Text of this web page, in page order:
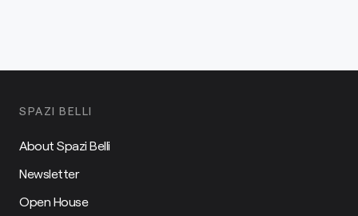
SPAZI BELLI
About Spazi Belli
Newsletter
Open House